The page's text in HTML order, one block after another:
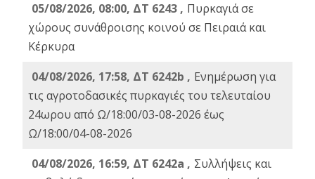
05/08/2026, 08:00, ΔΤ 6243 , Πυρκαγιά σε
χώρους συνάθροισης κοινού σε Πειραιά και
Κέρκυρα
04/08/2026, 17:58, ΔΤ 6242b , Ενημέρωση για
τις αγροτοδασικές πυρκαγιές του τελευταίου
24ωρου από Ω/18:00/03-08-2026 έως
Ω/18:00/04-08-2026
04/08/2026, 16:59, ΔΤ 6242a , Συλλήψεις και